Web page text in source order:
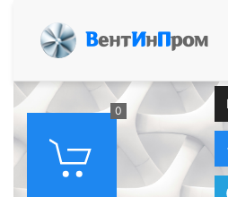
ВентИнПром
0